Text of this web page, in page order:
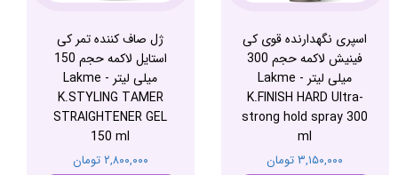
اسپری نگهدارنده قوی کی
فینیش لاکمه حجم 300
میلی لیتر - Lakme
K.FINISH HARD Ultra-
strong hold spray 300
ml
۳,۱۵۰,۰۰۰ تومان
ژل صاف کننده تمر کی
استایل لاکمه حجم 150
میلی لیتر - Lakme
K.STYLING TAMER
STRAIGHTENER GEL
150 ml
۲,۸۰۰,۰۰۰ تومان